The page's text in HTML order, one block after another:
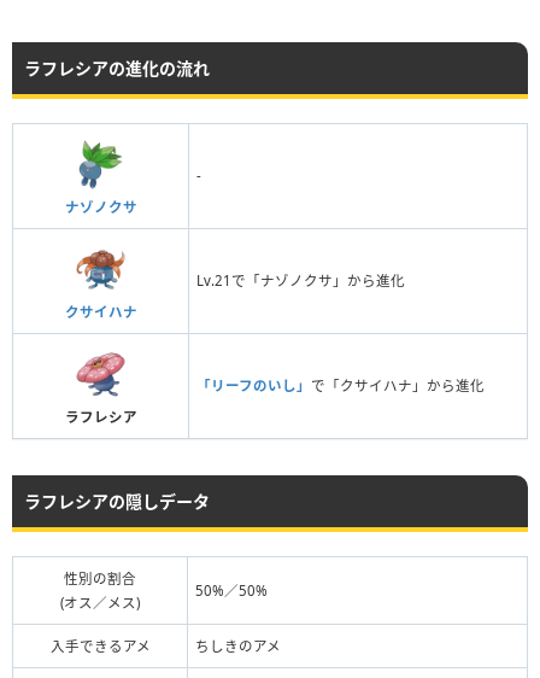
ラフレシアの進化の流れ
ナゾノクサ
-
クサイハナ
Lv.21で「ナゾノクサ」から進化
ラフレシア
「リーフのいし」 で「クサイハナ」から進化
ラフレシアの隠しデータ
性別の割合
(オス／メス)
50%／50%
入手できるアメ ちしきのアメ